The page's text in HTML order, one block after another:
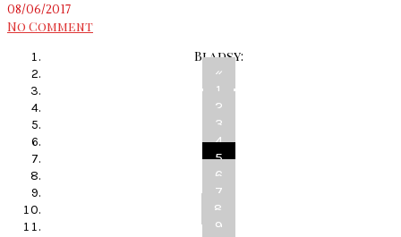
08/06/2017
No Comment
Bladsy:
«
1
2
3
4
5
6
7
8
9